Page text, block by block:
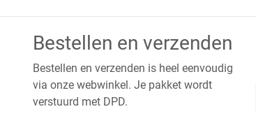
Bestellen en verzenden
Bestellen en verzenden is heel eenvoudig
via onze webwinkel. Je pakket wordt
verstuurd met DPD.